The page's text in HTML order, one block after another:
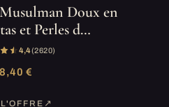
Doux en
et Perles d…
4,4(2 620)
€